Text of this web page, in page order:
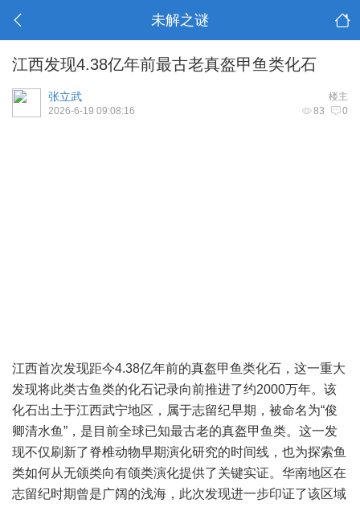
未解之谜
江西发现4.38亿年前最古老真盔甲鱼类化石
楼主
张立武
83 0
2026-6-19 09:08:16
江西首次发现距今4.38亿年前的真盔甲鱼类化石，这一重大
发现将此类古鱼类的化石记录向前推进了约2000万年。该
化石出土于江西武宁地区，属于志留纪早期，被命名为“俊
卿清水鱼”，是目前全球已知最古老的真盔甲鱼类。这一发
现不仅刷新了脊椎动物早期演化研究的时间线，也为探索鱼
类如何从无颌类向有颌类演化提供了关键实证。华南地区在
志留纪时期曾是广阔的浅海，此次发现进一步印证了该区域